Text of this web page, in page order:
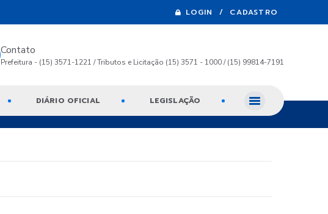
LOGIN / CADASTRO
Contato
Prefeitura - (15) 3571-1221 / Tributos e Licitação (15) 3571 - 1000 / (15) 99814-7191
DIÁRIO OFICIAL LEGISLAÇÃO